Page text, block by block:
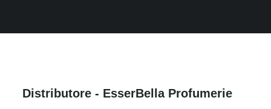
Distri butore - EsserBe la Profumerie